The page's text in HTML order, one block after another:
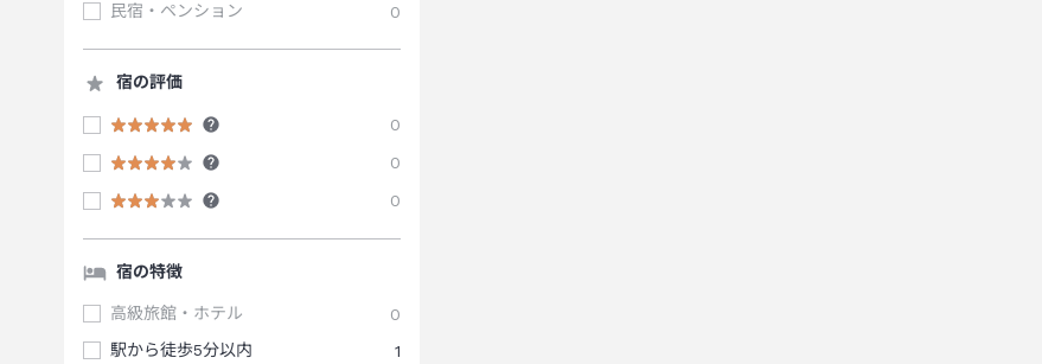
民宿・ペンション
0
宿の評価
0
0
0
宿の特徴
高級旅館・ホテル
0
駅から徒歩5分以内
1